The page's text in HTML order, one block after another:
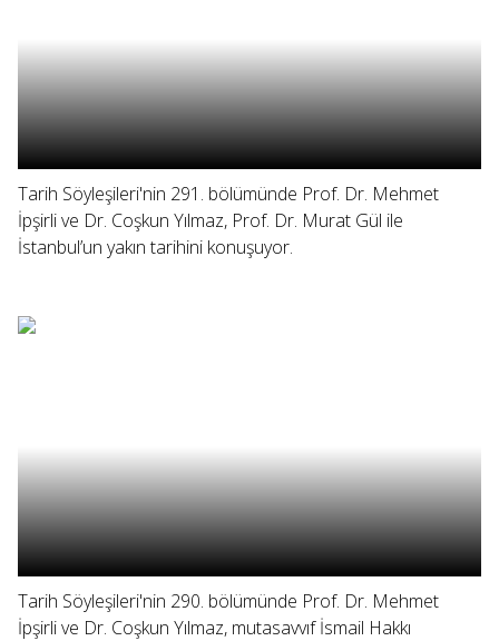
Tarih Söyleşileri'nin 291. bölümünde Prof. Dr. Mehmet
İpşirli ve Dr. Coşkun Yılmaz, Prof. Dr. Murat Gül ile
İstanbul’un yakın tarihini konuşuyor.
Tarih Söyleşileri'nin 290. bölümünde Prof. Dr. Mehmet
İpşirli ve Dr. Coşkun Yılmaz, mutasavvıf İsmail Hakkı